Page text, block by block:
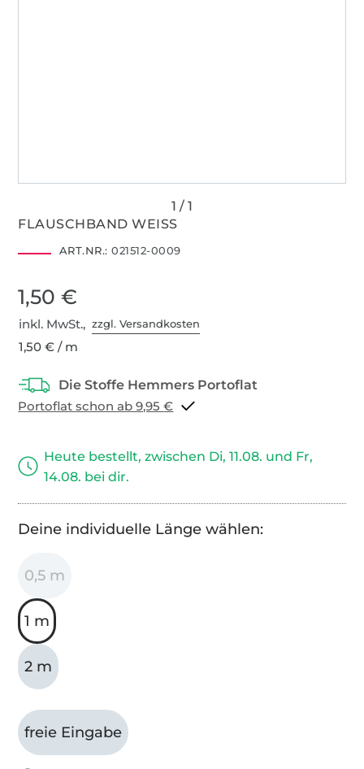
FLAUSCHBAND WEISS
ART.NR.: 021512-0009
1,50 €
inkl. MwSt.,zzgl. Versandkosten
1,50 € / m
Portoflat schon ab 9,95 €
Heute bestellt, zwischen Di, 11.08. und Fr,
14.08. bei dir.
Deine individuelle Länge wählen:
0,5 m
1 m
2 m
freie Eingabe